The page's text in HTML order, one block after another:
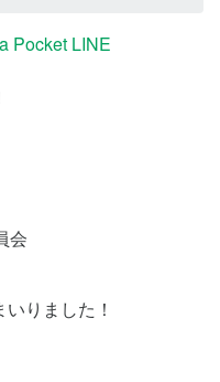
Pocket LINE
会
りました！